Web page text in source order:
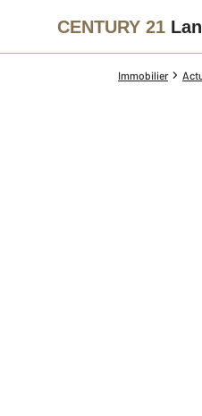
CENTURY 21
Immobilier